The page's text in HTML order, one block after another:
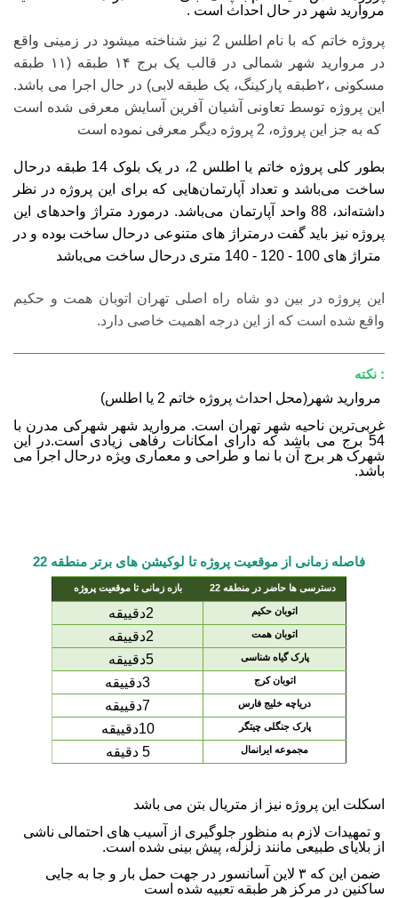
مروارید شهر در حال احداث است .
پروژه خاتم که با نام اطلس 2 نیز شناخته میشود در زمینی واقع
در مروارید شهر شمالی در قالب یک برج ۱۴ طبقه (۱۱ طبقه
مسکونی ،۲طبقه پارکینگ، یک طبقه لابی) در حال اجرا می باشد.
این پروژه توسط تعاونی آشیان آفرین آسایش معرفی شده است
بطور کلی پروژه خاتم یا اطلس 2، در یک بلوک 14 طبقه درحال
ساخت می‌باشد و تعداد آپارتمان‌هایی که برای این پروژه در نظر
داشته‌اند، 88 واحد آپارتمان می‌باشد. درمورد متراژ واحدهای این
پروژه نیز باید گفت درمتراژ های متنوعی درحال ساخت بوده و در
این پروژه در بین دو شاه راه اصلی تهران اتوبان همت و حکیم
واقع شده است که از این درجه اهمیت خاصی دارد.
: نکته
مروارید شهر(محل احداث پروژه خاتم 2 یا اطلس
)
غربی‌ترین ناحیه شهر تهران است. مروارید شهر شهرکی مدرن با
54 برج می باشد که دارای امکانات رفاهی زیادی است.در این
شهرکهر برج آن با نما و طراحی و معماری ویژه درحال اجرا می
باشد.
فاصله زمانی از موقعیت پروژه تا لوکیشن های برتر منطقه 22
دسترسی ها حاضر در منطقه 22 بازه زمانی تا موقعیت پروژه
اتوبان حکیم 2دقییقه
اتوبان همت 2دقییقه
پارک گیاه شناسی 5دقییقه
اتوبان کرج 3دقییقه
دریاچه خلیج فارس 7دقییقه
پارک جنگلی چیتگر 10دقییقه
مجموعه ایرانمال 5 دقیقه
اسکلت این پروژه نیز از متریال بتن می باشد
و تمهیدات لازم به منظور جلوگیری از آسیب های احتمالی ناشی
از بلایای طبیعی مانند زلزله، پیش بینی شده است.
ضمن این که ۳ لاین آسانسور در جهت حمل بار و جا به جایی
ساکنین در مرکز هر طبقه تعبیه شده است